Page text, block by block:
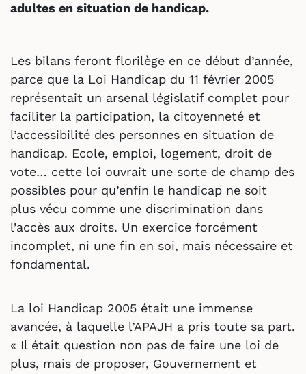
adultes en situation de handicap.
Les bilans feront florilège en ce début d’année,
parce que la Loi Handicap du 11 février 2005
représentait un arsenal législatif complet pour
faciliter la participation, la citoyenneté et
l’accessibilité des personnes en situation de
handicap. Ecole, emploi, logement, droit de
vote… cette loi ouvrait une sorte de champ des
possibles pour qu’enfin le handicap ne soit
plus vécu comme une discrimination dans
l’accès aux droits. Un exercice forcément
incomplet, ni une fin en soi, mais nécessaire et
fondamental.
La loi Handicap 2005 était une immense
avancée, à laquelle l’APAJH a pris toute sa part.
« Il était question non pas de faire une loi de
plus, mais de proposer, Gouvernement et